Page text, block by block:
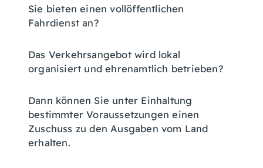
Sie bieten einen vollöffentlichen
Fahrdienst an?
Das Verkehrsangebot wird lokal
organisiert und ehrenamtlich betrieben?
Dann können Sie unter Einhaltung
bestimmter Voraussetzungen einen
Zuschuss zu den Ausgaben vom Land
erhalten.